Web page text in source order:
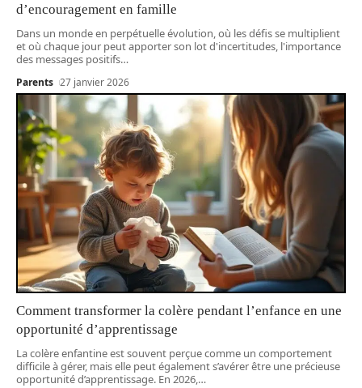
d’encouragement en famille
Dans un monde en perpétuelle évolution, où les défis se multiplient
et où chaque jour peut apporter son lot d'incertitudes, l'importance
des messages positifs…
Parents 27 janvier 2026
Comment transformer la colère pendant l’enfance en une
opportunité d’apprentissage
La colère enfantine est souvent perçue comme un comportement
difficile à gérer, mais elle peut également s’avérer être une précieuse
opportunité d’apprentissage. En 2026,…